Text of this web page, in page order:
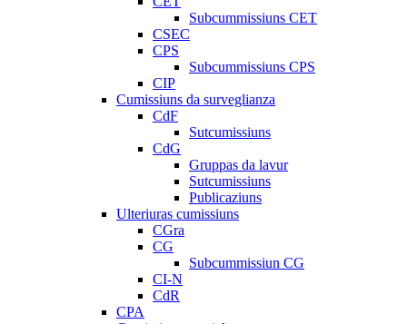
Subcummissiuns CET
CSEC
CPS
Subcummissiuns CPS
CIP
Cumissiuns da surveglianza
CdF
Sutcumissiuns
CdG
Gruppas da lavur
Sutcumissiuns
Publicaziuns
Ulteriuras cumissiuns
CGra
CG
Subcummissiun CG
CI-N
CdR
CPA